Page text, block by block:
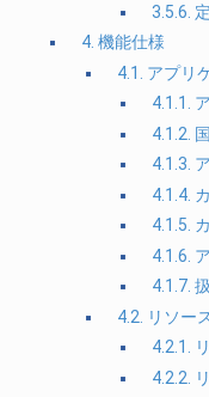
3.5.6.
4. 機能仕様
4.1. アプリ
4.1.1.
4.1.2.
4.1.3.
4.1.4.
4.1.5.
4.1.6.
4.1.7.
4.2. リソー
4.2.1.
4.2.2.